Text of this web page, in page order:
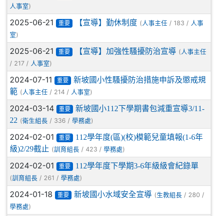
人事室)
2025-06-21 重要 【宣導】勤休制度 ( 人事主任/ 183 / 人事
室)
2025-06-21 重要 【宣導】加強性騷擾防治宣導 ( 人事主任
/ 217 / 人事室)
2024-07-11 重要
新坡國小性騷擾防治措施申訴及懲戒規
範 ( 人事主任 / 214 / 人事室)
2024-03-14 重要
新坡國小112下學期書包減重宣導3/11-
22 (衛生組長 / 336 / 學務處)
2024-02-01 重要
112學年度(區)(校)模範兒童填報(1-6年
級)2/29截止 (訓育組長 / 423 / 學務處)
2024-02-01 重要 112學年度下學期3-6年級級會紀錄單
(訓育組長 / 261 / 學務處)
2024-01-18 重要 新坡國小水域安全宣導 (生教組長/ 280 /
學務處)